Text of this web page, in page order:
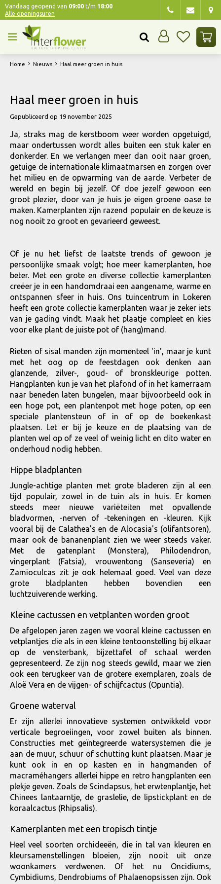
Home Nieuws Haal meer groen in huis
Vandaag geopend van 09:00 t/m 18:00
Alle openingsuren
Haal meer groen in huis
Gepubliceerd op 19 november 2025
Ja, straks mag de kerstboom weer worden opgetuigd,
maar ondertussen wordt alles buiten een stuk kaler en
donkerder. En we verlangen meer dan ooit naar groen,
getuige de internationale klimaatmarsen en zorgen over
het milieu en de opwarming van de aarde. Verbeter de
wereld en begin bij jezelf. Of doe jezelf gewoon een
groot plezier, door van je huis je eigen groene oase te
maken. Kamerplanten zijn razend populair en de keuze is
nog nooit zo groot en gevarieerd geweest.
Of je nu het liefst de laatste trends of gewoon je
persoonlijke smaak volgt; hoe meer kamerplanten, hoe
beter. Met een grote en diverse collectie kamerplanten
creëer je in een handomdraai een aangename, warme en
ontspannen sfeer in huis. Ons tuincentrum in Lokeren
heeft een grote collectie kamerplanten waar je zeker iets
van je gading vindt. Maak het plaatje compleet en kies
voor elke plant de juiste pot of (hang)mand.
Rieten of sisal manden zijn momenteel 'in', maar je kunt
met het oog op de feestdagen ook denken aan
glanzende, zilver-, goud- of bronskleurige potten.
Hangplanten kun je van het plafond of in het kamerraam
naar beneden laten bungelen, maar bijvoorbeeld ook in
een hoge pot, een plantenpot met hoge poten, op een
speciale plantensteun of in of op de boekenkast
plaatsen. Let er bij je keuze en de plaatsing van de
planten wel op of ze veel of weinig licht en dito water en
onderhoud nodig hebben.
Hippe bladplanten
Jungle-achtige planten met grote bladeren zijn al een
tijd populair, zowel in de tuin als in huis. Er komen
steeds meer nieuwe variëteiten met opvallende
bladvormen, -nerven of -tekeningen en -kleuren. Kijk
vooral bij de Calathea's en de Alocasia's (olifantsoren),
maar ook de bananenplant zien we weer steeds vaker.
Met de gatenplant (Monstera), Philodendron,
vingerplant (Fatsia), vrouwentong (Sanseveria) en
Zamioculcas zit je ook helemaal goed. Veel van deze
grote bladplanten hebben bovendien een
luchtzuiverende werking.
Kleine cactussen en vetplanten worden groot
De afgelopen jaren zagen we vooral kleine cactussen en
vetplantjes die als in een kleine tentoonstelling bij elkaar
op de vensterbank, bijzettafel of schaal werden
gepresenteerd. Ze zijn nog steeds gewild, maar we zien
ook een terugkeer van de grotere exemplaren, zoals de
Aloë Vera en de vijgen- of schijfcactus (Opuntia).
Groene waterval
Er zijn allerlei innovatieve systemen ontwikkeld voor
verticale begroeiingen, voor zowel buiten als binnen.
Constructies met geïntegreerde watersystemen die je
aan de muur, schuur of schutting kunt plaatsen. Maar je
kunt ook in en op kasten en in hangmanden of
macraméhangers allerlei hippe en retro hangplanten een
plekje geven. Zoals de Scindapsus, het erwtenplantje, het
Chinees lantaarntje, de graslelie, de lipstickplant en de
koraalcactus (Rhipsalis).
Kamerplanten met een tropisch tintje
Heel veel soorten orchideeën, die in tal van kleuren en
kleursamenstellingen bloeien, zijn nooit uit onze
woonkamers verdwenen. Of het nu Oncidiums,
Cymbidiums, Dendrobiums of Phalaenopsissen zijn. Ook